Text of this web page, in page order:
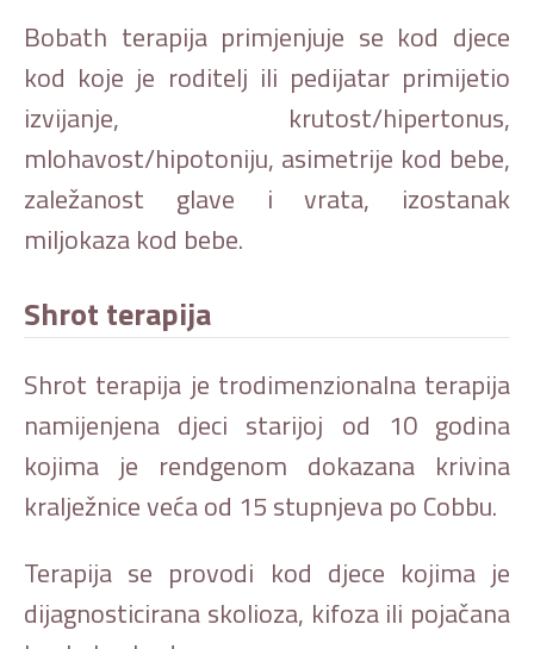
Bobath terapija primjenjuje se kod djece
kod koje je roditelj ili pedijatar primijetio
izvijanje, krutost/hipertonus,
mlohavost/hipotoniju, asimetrije kod bebe,
zaležanost glave i vrata, izostanak
miljokaza kod bebe.
Shrot terapija
Shrot terapija je trodimenzionalna terapija
namijenjena djeci starijoj od 10 godina
kojima je rendgenom dokazana krivina
kralježnice veća od 15 stupnjeva po Cobbu.
Terapija se provodi kod djece kojima je
dijagnosticirana skolioza, kifoza ili pojačana